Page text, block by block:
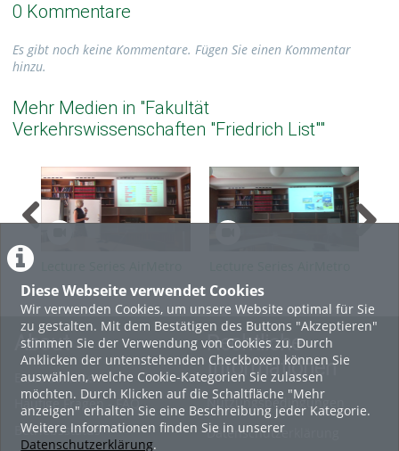
Diese Webseite verwendet Cookies
Wir verwenden Cookies, um unsere Website optimal für Sie
zu gestalten. Mit dem Bestätigen des Buttons "Akzeptieren"
stimmen Sie der Verwendung von Cookies zu. Durch
Anklicken der untenstehenden Checkboxen können Sie
auswählen, welche Cookie-Kategorien Sie zulassen
möchten. Durch Klicken auf die Schaltfläche "Mehr
anzeigen" erhalten Sie eine Beschreibung jeder Kategorie.
Weitere Informationen finden Sie in unserer
Datenschutzerklärung.
0 Kommentare
Es gibt noch keine Kommentare. Fügen Sie einen Kommentar
hinzu.
Mehr Medien in "Fakultät
Verkehrswissenschaften "Friedrich List""
SS2026 Part 10
SS2026 Part 9
About
Erste Schritte
Häufige Fragen - FAQ
Betriebsstatus
Rechtliche
Informationen
Nutzungsbedingungen
Datenschutzerklärung